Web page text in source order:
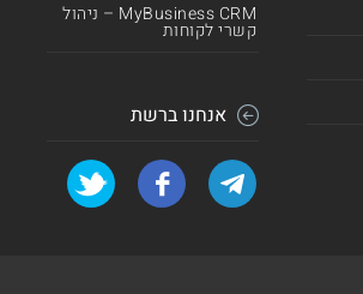
MyBusiness CRM – ניהול
קשרי לקוחות
אנחנו ברשת